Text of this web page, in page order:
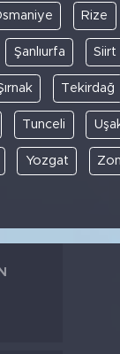
Rize
Şanlıurfa Siirt
Tekirdağ
Tunceli
Yozgat